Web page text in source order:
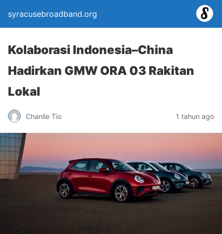
syracusebroadband.org
Kolaborasi Indonesia–China
Hadirkan GMW ORA 03 Rakitan
Lokal
Chanlie Tio 1 tahun ago